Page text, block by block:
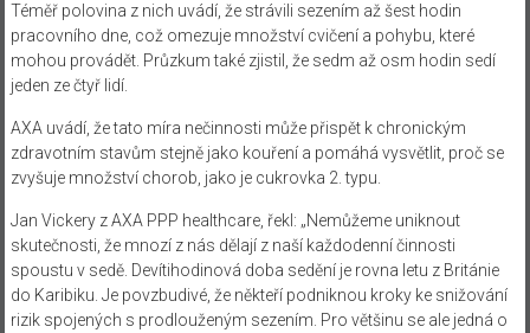
Téměř polovina z nich uvádí, že strávili sezením až šest hodin
pracovního dne, což omezuje množství cvičení a pohybu, které
mohou provádět. Průzkum také zjistil, že sedm až osm hodin sedí
jeden ze čtyř lidí.
AXA uvádí, že tato míra nečinnosti může přispět k chronickým
zdravotním stavům stejně jako kouření a pomáhá vysvětlit, proč se
zvyšuje množství chorob, jako je cukrovka 2. typu.
Jan Vickery z AXA PPP healthcare, řekl: „Nemůžeme uniknout
skutečnosti, že mnozí z nás dělají z naší každodenní činnosti
spoustu v sedě. Devítihodinová doba sedění je rovna letu z Británie
do Karibiku. Je povzbudivé, že někteří podniknou kroky ke snižování
rizik spojených s prodlouženým sezením. Pro většinu se ale jedná o